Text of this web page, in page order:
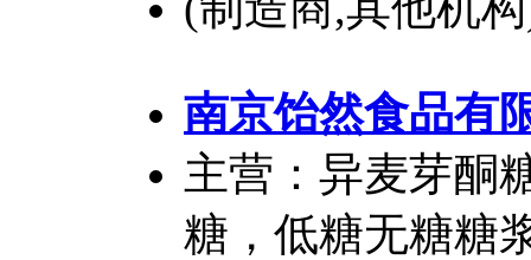
南京饴然食品有
主营：异麦芽酮
糖，低糖无糖糖